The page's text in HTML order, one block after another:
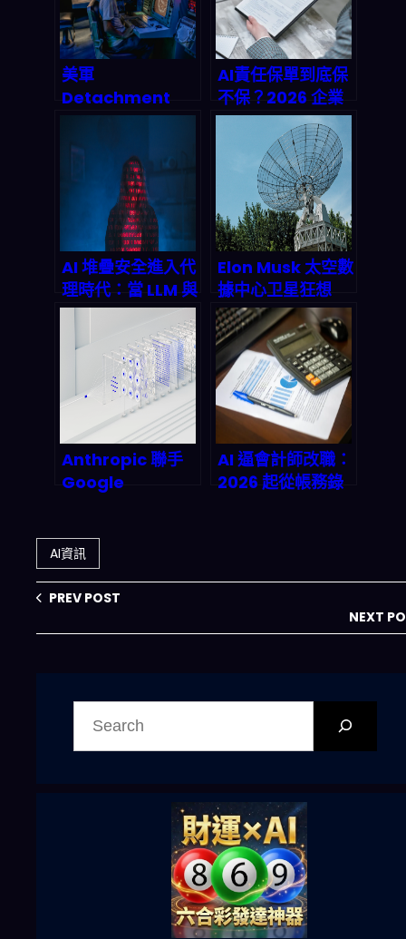
省下百萬成本？
段？
美軍
Detachment
201 用「任務代
理」重寫作戰AI：
2027 以前商用也
會被這套節奏洗
AI責任保單到底保
不保？2026 企業
導入必看：訓練數
據、模型決策到版
權風險
AI 堆疊安全進入代
理時代：當 LLM 與
MCP 伺服器成為
攻擊目標，你的防
線在哪？
Elon Musk 太空數
據中心卫星狂想
曲：100萬顆衛星
上的AI雲端，是革
命還是燒錢大坑？
Anthropic 聯手
Google
超算：2027 年 AI
基礎設施市場將達
3 兆美元？深度拆
變企業遊戲規則
AI 逼會計師改職：
2026 起從帳務錄
AI資訊
PREV POST
NEXT